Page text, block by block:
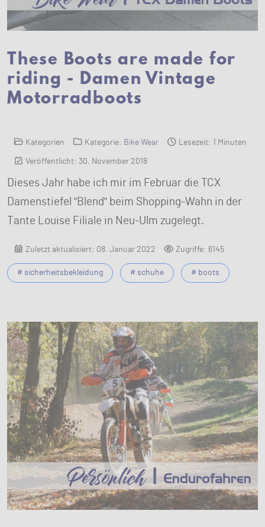
These Boots are made for
riding - Damen Vintage
Motorradboots
Kategorien Kategorie: Bike Wear Lesezeit: 1 Minuten
Veröffentlicht: 30. November 2018
Dieses Jahr habe ich mir im Februar die TCX
Damenstiefel "Blend" beim Shopping-Wahn in der
Tante Louise Filiale in Neu-Ulm zugelegt.
Zuletzt aktualisiert: 08. Januar 2022 Zugriffe: 6145
# sicherheitsbekleidung # schuhe # boots